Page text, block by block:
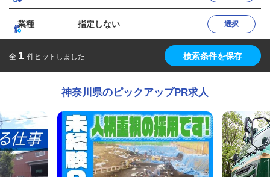
業種 指定しない 選択
全 1 件ヒットしました 検索条件を保存
神奈川県のピックアップPR求人